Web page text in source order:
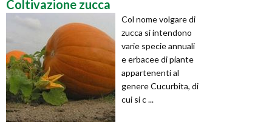
Coltivazione zucca
Col nome volgare di
zucca si intendono
varie specie annuali
e erbacee di piante
appartenenti al
genere Cucurbita, di
cui si c ...